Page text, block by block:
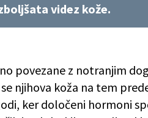
videz kože.
povezane z notranjim
njihova koža na tem
ker določeni hormoni